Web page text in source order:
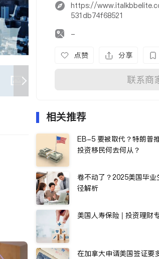
https://
531db74f68521
-
点赞 分享
联系商
相关推荐
EB-5 要被取代？特朗普
投资移民何去何从？
卷不动了？2025美国毕
径解析
美国人寿保险 | 投资理财
在加拿大申请美国签证要